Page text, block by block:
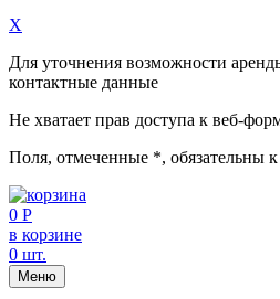
X
Для уточнения возможности
контактные данные
Не хватает прав доступа к веб-
Поля, отмеченные *, обязательны
0 Р
в корзине
0 шт.
Меню